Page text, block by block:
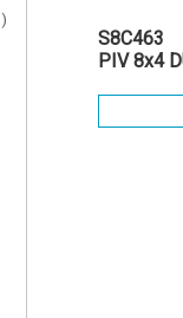
)
S8C463
PIV 8x4